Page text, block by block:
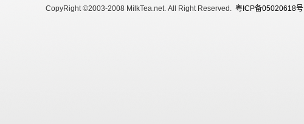
CopyRight ©2003-2008 MilkTea.net. All Right Reserved. 粤ICP备05020618号